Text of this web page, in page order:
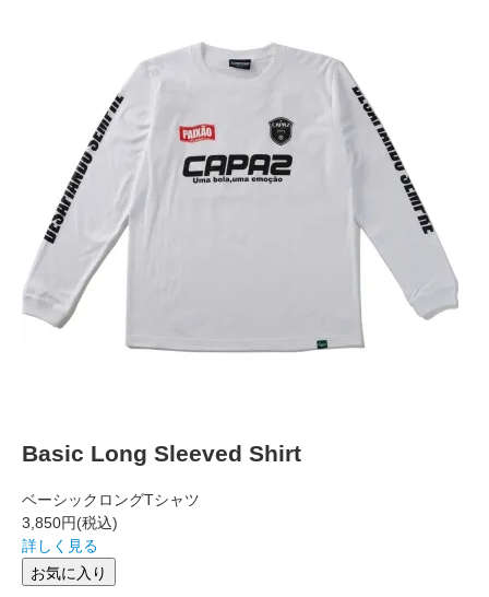
Basic Long Sleeved Shirt
ベーシックロングTシャツ
3,850円(税込)
詳しく見る
お気に入り